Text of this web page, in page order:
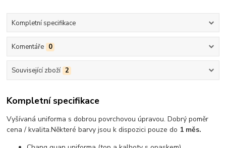
Kompletní specifikace
Komentáře 0
Související zboží 2
Kompletní specifikace
Vyšívaná uniforma s dobrou povrchovou úpravou. Dobrý poměr
cena / kvalita.Některé barvy jsou k dispozici pouze do 1 měs.